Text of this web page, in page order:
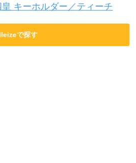
キーホルダー／ティーチ
で探す